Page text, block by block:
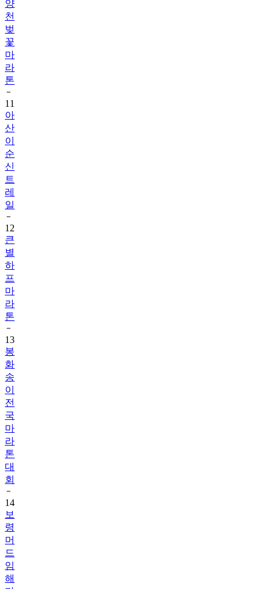
벚
꽃
마
라
톤
11
아
산
이
순
신
트
레
일
12
큰
별
하
프
마
라
톤
13
봉
화
송
이
전
국
마
라
톤
대
회
14
보
령
머
드
임
해
마
라